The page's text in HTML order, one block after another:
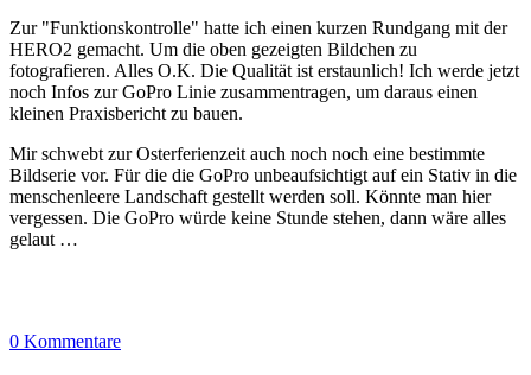
Zur "Funktionskontrolle" hatte ich einen kurzen Rundgang mit der
HERO2 gemacht. Um die oben gezeigten Bildchen zu
fotografieren. Alles O.K. Die Qualität ist erstaunlich! Ich werde jetzt
noch Infos zur GoPro Linie zusammentragen, um daraus einen
kleinen Praxisbericht zu bauen.
Mir schwebt zur Osterferienzeit auch noch noch eine bestimmte
Bildserie vor. Für die die GoPro unbeaufsichtigt auf ein Stativ in die
menschenleere Landschaft gestellt werden soll. Könnte man hier
vergessen. Die GoPro würde keine Stunde stehen, dann wäre alles
gelaut …
0 Kommentare